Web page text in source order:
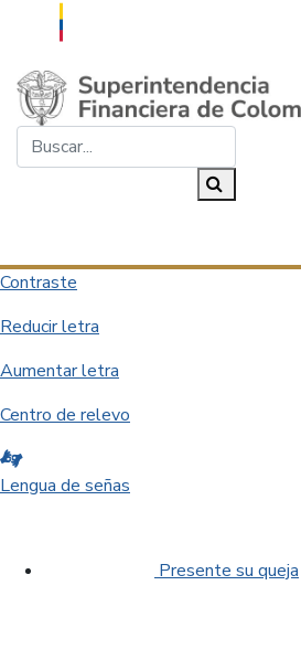
Saltar al contenido principal
Contraste
Reducir letra
Aumentar letra
Centro de relevo
Lengua de señas
Presente su queja